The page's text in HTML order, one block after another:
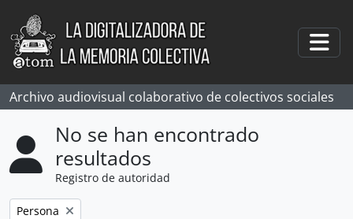
Skip to main content
Archivo audiovisual colaborativo de colectivos sociales
No se han encontrado
resultados
Registro de autoridad
Remove filter:
Persona